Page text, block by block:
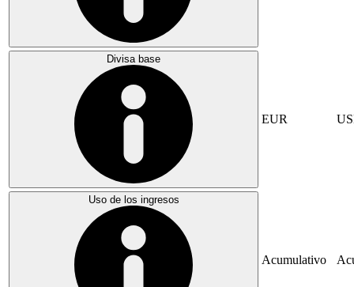
Divisa base
EUR
Uso de los ingresos
Acumulativo